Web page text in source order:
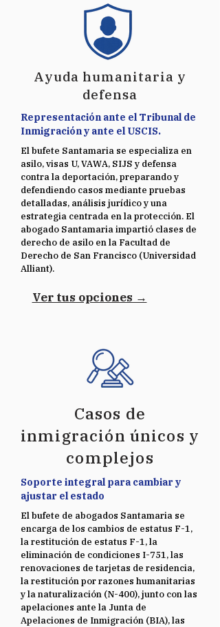
Ayuda humanitaria y
defensa
Representación ante el Tribunal de
Inmigración y ante el USCIS.
El bufete Santamaria se especializa en
asilo, visas U, VAWA, SIJS y defensa
contra la deportación, preparando y
defendiendo casos mediante pruebas
detalladas, análisis jurídico y una
estrategia centrada en la protección. El
abogado Santamaria impartió clases de
derecho de asilo en la Facultad de
Derecho de San Francisco (Universidad
Alliant).
Ver tus opciones →
Casos de
inmigración únicos y
complejos
Soporte integral para cambiar y
ajustar el estado
El bufete de abogados Santamaria se
encarga de los cambios de estatus F-1,
la restitución de estatus F-1, la
eliminación de condiciones I-751, las
renovaciones de tarjetas de residencia,
la restitución por razones humanitarias
y la naturalización (N-400), junto con las
apelaciones ante la Junta de
Apelaciones de Inmigración (BIA), las